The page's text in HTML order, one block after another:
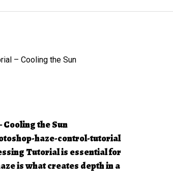
haze-control-tutorial
Tutorial is essential for
is what creates depth in a